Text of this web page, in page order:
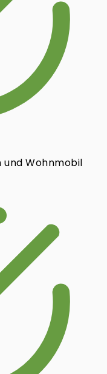
Wohnmobil